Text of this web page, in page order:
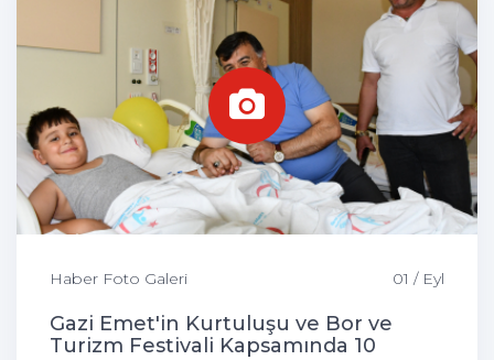
Haber Foto Galeri 01 / Eyl
Gazi Emet'in Kurtuluşu ve Bor ve
Turizm Festivali Kapsamında 10